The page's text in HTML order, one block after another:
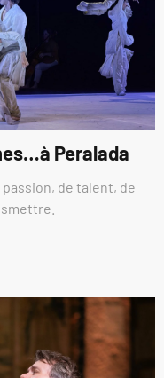
Peralada
de talent, de